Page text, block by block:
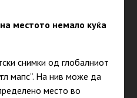
местото немало куќа
снимки од глобалниот
мапс“. На нив може да
место во